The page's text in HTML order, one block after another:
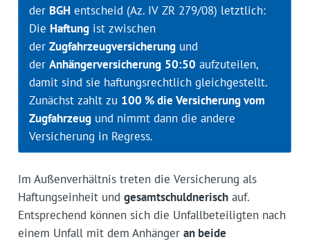
der BGH entscheid (Az. IV ZR 279/08) letztlich:
Die Haftungist zwischen
der Zugfahrzeugversicherungund
der Anhängerversicherung 50:50 aufzuteilen,
damit sind sie haftungsrechtlich gleichgestellt.
Zunächst zahlt zu 100 % die Versicherung vom
Zugfahrzeugund nimmt dann die andere
Versicherung in Regress.
Im Außenverhältnis treten die Versicherung als
Haftungseinheit und gesamtschuldnerischauf.
Entsprechend können sich die Unfallbeteiligten nach
einem Unfall mit dem Anhänger an beide